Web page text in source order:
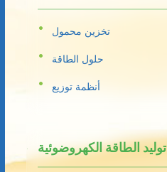
تخزين محمول
حلول الطاقة
أنظمة توزيع
توليد الطاقة الكهروضوئية